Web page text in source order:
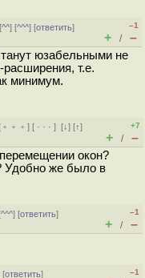
^^] [^^^] [ответить]
–1
+ / –
юзабельными не
т.е.
минимум.
﹢﹢﹢] [ · · ·][↓] [↑]
+7
+ / –
окон?
Удобно же было в
^^^] [ответить]
–1
+ / –
[ответить]
–1